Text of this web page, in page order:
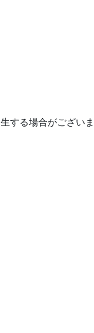
する場合がございま